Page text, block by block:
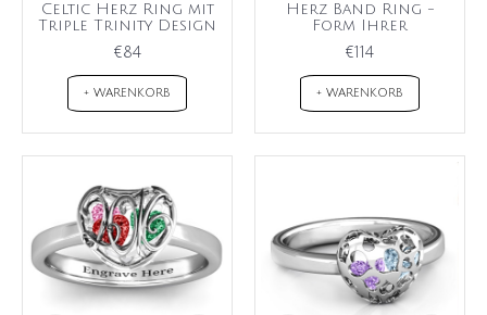
Celtic Herz Ring mit
Triple Trinity Design
€84
+ WARENKORB
Herz Band Ring -
Form Ihrer
€114
+ WARENKORB